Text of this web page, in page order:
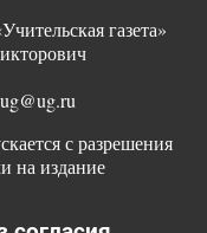
газета»
с разрешения
на издание